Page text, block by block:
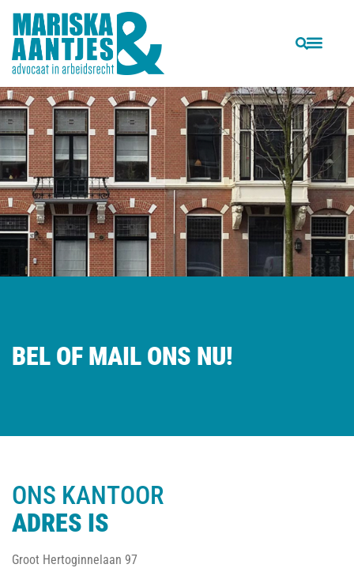
BEL OF MAIL ONS NU!
ONS KANTOOR
ADRES IS
Groot Hertoginnelaan 97